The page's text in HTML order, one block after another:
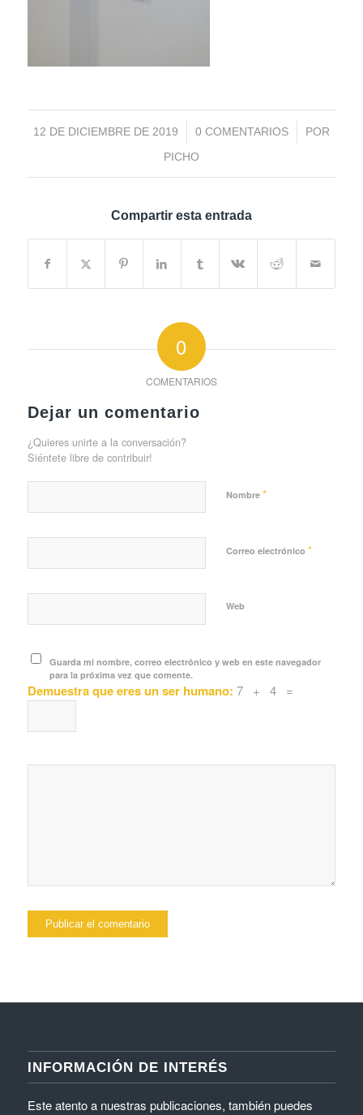
12 DE DICIEMBRE DE 2019
/ 0 COMENTARIOS
/
POR
PICHO
Compartir esta entrada
0
COMENTARIOS
Dejar un comentario
¿Quieres unirte a la conversación?
Siéntete libre de contribuir!
Nombre *
Correo electrónico *
Web
Guarda mi nombre, correo electrónico y web en este navegador
para la próxima vez que comente.
Demuestra que eres un ser humano: 7 + 4 =
INFORMACIÓN DE INTERÉS
Este atento a nuestras publicaciones, también puedes